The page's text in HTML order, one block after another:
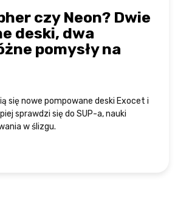
czy Neon? Dwie
deski, dwa
pomysły na
się nowe pompowane deski Exocet i
sprawdzi się do SUP-a, nauki
w ślizgu.